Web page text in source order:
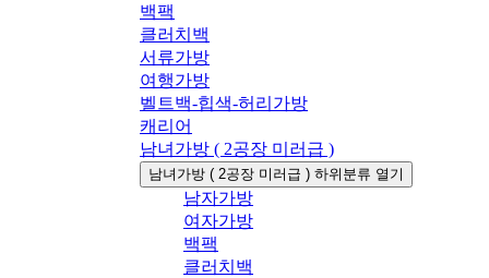
백팩
클러치백
서류가방
여행가방
벨트백-힙색-허리가방
캐리어
남녀가방 ( 2공장 미러급 )
남녀가방 ( 2공장 미러급 ) 하위분류 열기
남자가방
여자가방
백팩
클러치백